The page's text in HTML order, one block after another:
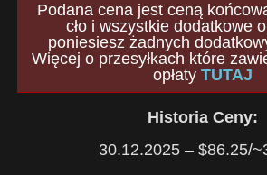
Podana cena jest ceną
cło i wszystkie dodatkowe
poniesiesz żadnych
Więcej o przesyłkach które
opłaty TUTAJ
Historia Ceny:
30.12.2025 – $86.25/